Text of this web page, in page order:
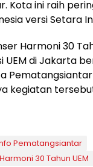
Kota ini raih
versi Setara
Harmoni 30
UEM di Jakarta
kegiatan
Pematangsiantar
30 Tahun UEM